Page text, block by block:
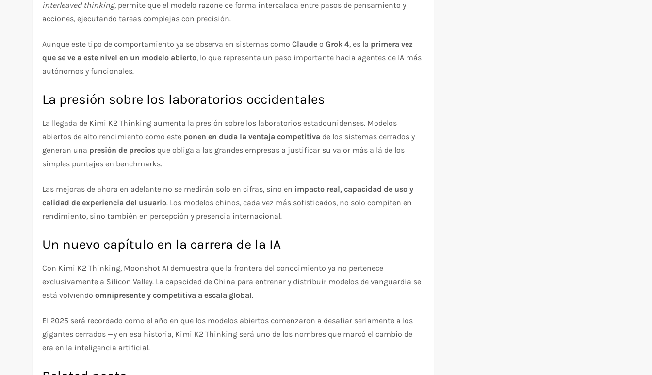
interleaved thinking, permite que el modelo razone de forma intercalada entre pasos de pensamiento y
acciones, ejecutando tareas complejas con precisión.
Aunque este tipo de comportamiento ya se observa en sistemas comoClaude oGrok 4, es la primera vez
que se ve a este nivel en un modelo abierto, lo que representa un paso importante hacia agentes de IA más
autónomos y funcionales.
La presión sobre los laboratorios occidentales
La llegada de Kimi K2 Thinking aumenta la presión sobre los laboratorios estadounidenses. Modelos
abiertos de alto rendimiento como este ponen en duda la ventaja competitiva de los sistemas cerrados y
generan una presión de precios que obliga a las grandes empresas a justificar su valor más allá de los
simples puntajes en benchmarks.
Las mejoras de ahora en adelante no se medirán solo en cifras, sino en impacto real, capacidad de uso y
calidad de experiencia del usuario. Los modelos chinos, cada vez más sofisticados, no solo compiten en
rendimiento, sino también en percepción y presencia internacional.
Un nuevo capítulo en la carrera de la IA
Con Kimi K2 Thinking, Moonshot AI demuestra que la frontera del conocimiento ya no pertenece
exclusivamente a Silicon Valley. La capacidad de China para entrenar y distribuir modelos de vanguardia se
está volviendoomnipresente y competitiva a escala global.
El 2025 será recordado como el año en que los modelos abiertos comenzaron a desafiar seriamente a los
gigantes cerrados —y en esa historia, Kimi K2 Thinking será uno de los nombres que marcó el cambio de
era en la inteligencia artificial.